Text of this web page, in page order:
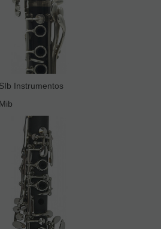
Instrumentos